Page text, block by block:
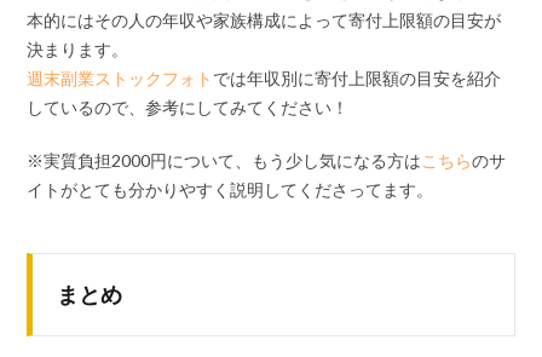
本的にはその人の年収や家族構成によって寄付上限額の目安が
決まります。
週末副業ストックフォト では年収別に寄付上限額の目安を紹介
しているので、参考にしてみてください！
※実質負担2000円について、もう少し気になる方はこちらのサ
イトがとても分かりやすく説明してくださってます。
まとめ